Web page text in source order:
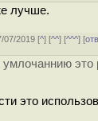
лучше.
07/2019 [^] [^^] [^^^] [
это
это